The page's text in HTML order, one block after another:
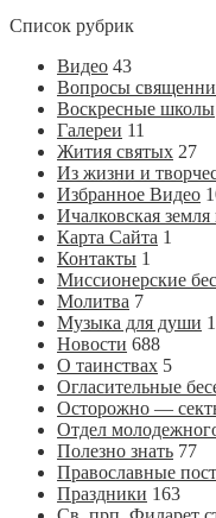
Список рубрик
Видео 43
Вопросы
Воскресные школы
Галереи 11
Жития святых 27
Из жизни и
Избранное Видео
Ичалковская
Карта Сайта 1
Контакты 1
Миссионерские
Молитва 7
Музыка для души
Новости 688
О таинствах 5
Огласительные
Осторожно —
Отдел
Полезно знать 77
Православные
Праздники 163